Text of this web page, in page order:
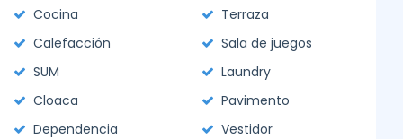
Cocina
Terraza
Calefacción
Sala de juegos
SUM
Laundry
Cloaca
Pavimento
Dependencia
Vestidor